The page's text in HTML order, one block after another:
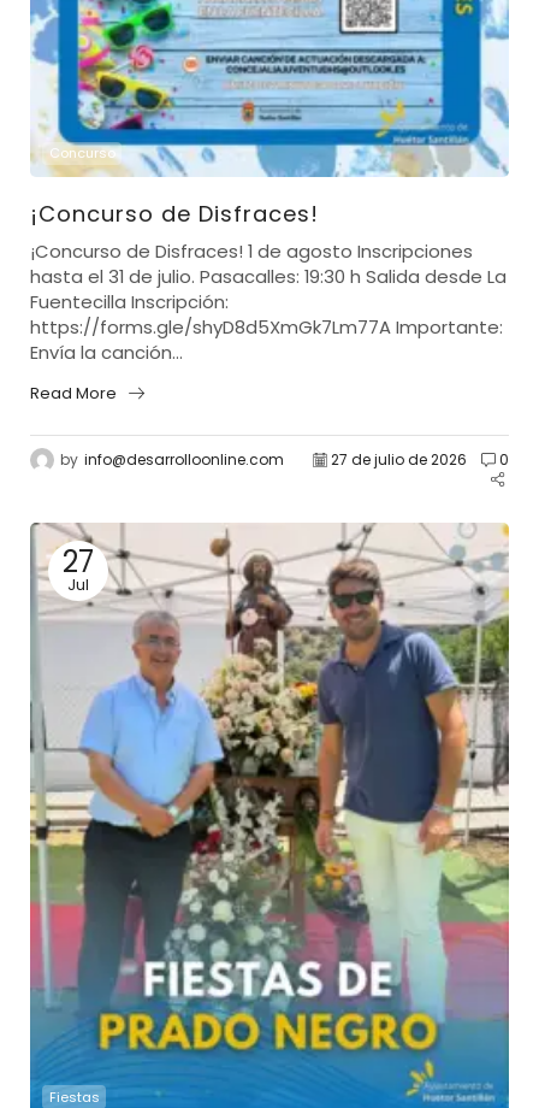
Concurso
¡Concurso de Disfraces!
¡Concurso de Disfraces! 1 de agosto Inscripciones
hasta el 31 de julio. Pasacalles: 19:30 h Salida desde La
Fuentecilla Inscripción:
https://forms.gle/shyD8d5XmGk7Lm77A Importante:
Envía la canción...
Read More
by info@desarrolloonline.com 27 de julio de 2026 0
27
Jul
Fiestas